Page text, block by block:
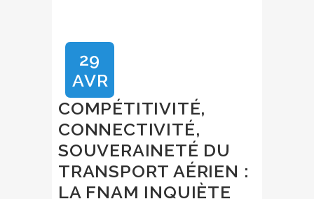
29
AVR
COMPÉTITIVITÉ,
CONNECTIVITÉ,
SOUVERAINETÉ DU
TRANSPORT AÉRIEN :
LA FNAM INQUIÈTE